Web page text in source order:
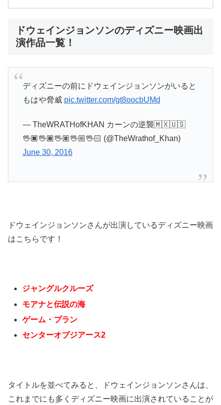
ドウェインジョンソンのディズニー映画出
演作品一覧！
ディズニーの前にドウェインジョンソンがいると
もはや脅威 pic.twitter.com/gt8oocbUMd
— TheWRATHofKHAN カーンの逆襲🇲🇽🇺🇸
🖖🏿🖖🏾🖖🏽🖖🏼🖖🏻 (@TheWrathof_Khan)
June 30, 2016
ドウェインジョンソンさんが出演しているディズニー映画
はこちらです！
ジャングルクルーズ
モアナと伝説の海
ゲーム・プラン
センターオブジアース2
タイトルを並べてみると、ドウェインジョンソンさんは、
これまでにも多くディズニー映画に出演されていることが